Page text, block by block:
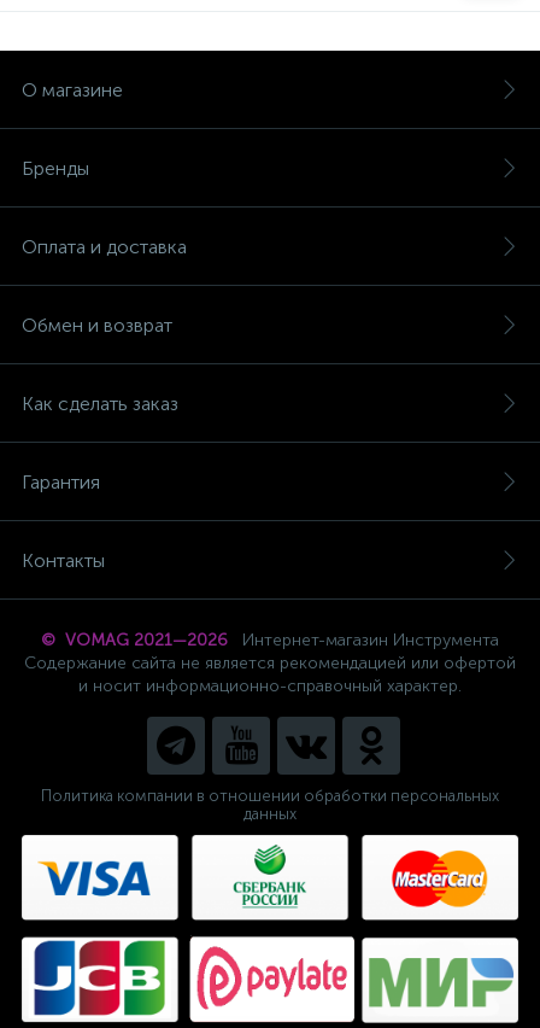
О магазине
Бренды
Оплата и доставка
Обмен и возврат
Как сделать заказ
Гарантия
Контакты
© VOMAG 2021—2026
Интернет-магазин Инструмента
Содержание сайта не является рекомендацией или офертой
и носит информационно-справочный характер.
Политика компании в отношении обработки персональных
данных